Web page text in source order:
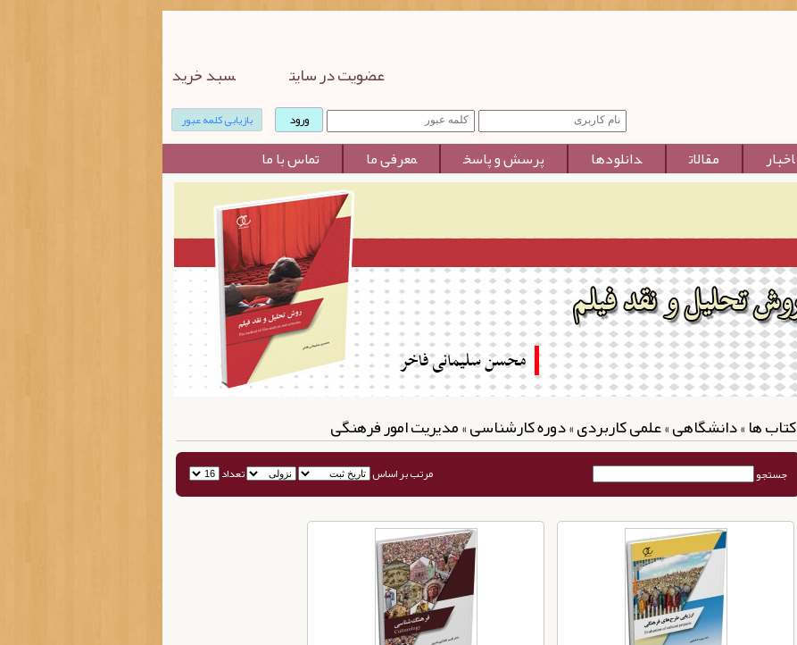
عضویت در سایت سبد خرید
بازیابی کلمه عبور
اخبار مقالات دانلودها پرسش و پاسخ معرفی ما تماس با ما
کتاب ها » دانشگاهی » علمی کاربردی » دوره کارشناسی » مدیریت امور فرهنگی
جستجو مرتب بر اساس تعداد